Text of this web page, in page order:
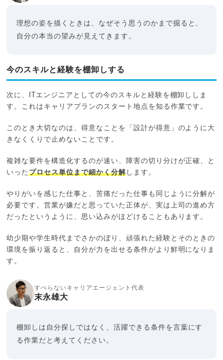
理想の姿を描くときは、なぜそう思うのかまで掘ると、
自分の本当の望みが見えてきます。
今のスキルと経験を棚卸しする
次に、ITエンジニアとしての今のスキルと経験を棚卸ししま
す。これはキャリアプランのスタート地点を知る作業です。
このとき大切なのは、得意なことを「設計が得意」のように大
きなくくりで止めないことです。
複雑な要件を構造化するのが速い、障害の切り分けが正確、と
いったプロセス単位まで細かく分解します。
やりがいを感じた仕事と、苦痛だった仕事も同じように分解が
必要です。営業が嫌だと思っていた正体が、実は上司の進め方
だったというように、思い込みがほどけることもあります。
幼少期や学生時代までさかのぼり、頑張れた経験とそのときの
環境を振り返ると、自分が力を出せる条件がより鮮明になりま
す。
すべらないキャリアエージェント代表
末永雄大
棚卸しは自分探しではなく、活躍できる条件を言葉にす
る作業だと考えてください。